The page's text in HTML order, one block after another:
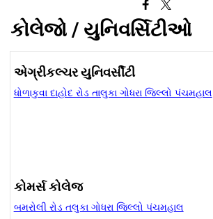
કોલેજો / યુનિવર્સિટીઓ
એગ્રીકલ્ચર યુનિવર્સીટી
ધોળાકુવા દાહોદ રોડ તાલુકા ગોધરા જિલ્લો પંચમહાલ
કોમર્સ કોલેજ
બમરોલી રોડ તલુકા ગોધરા જિલ્લો પંચમહાલ